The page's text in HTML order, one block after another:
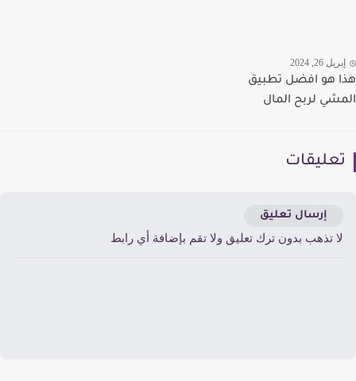
26, 2024
هو افضل تطبيق
لربح المال
إرسال تعليق
تذهب بدون ترك تعليق ولا تقم بإضافة أي رابط